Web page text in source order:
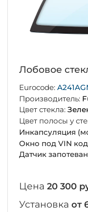
Лобовое
Eurocode:
Производитель:
Цвет стекла:
Цвет полосы у
Инкапсуляция
Окно под VIN код
Датчик
Цена 20 300
Установка от